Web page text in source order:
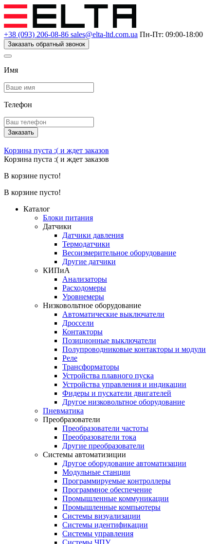
+38 (093) 206-08-86 sales@elta-ltd.com.ua Пн-Пт: 09:00-18:00
Заказать обратный звонок
Имя
Телефон
Заказать
Корзина пуста :( и ждет заказов
Корзина пуста :( и ждет заказов
В корзине пусто!
В корзине пусто!
Каталог
Блоки питания
Датчики
Датчики давления
Термодатчики
Весоизмерительное оборудование
Другие датчики
КИПиА
Анализаторы
Расходомеры
Уровнемеры
Низковольтное оборудование
Автоматические выключатели
Дроссели
Контакторы
Позиционные выключатели
Полупроводниковые контакторы и модули
Реле
Трансформаторы
Устройства плавного пуска
Устройства управления и индикации
Фидеры и пускатели двигателей
Другое низковольтное оборудование
Пневматика
Преобразователи
Преобразователи частоты
Преобразователи тока
Другие преобразователи
Системы автоматизиции
Другое оборудование автоматизации
Модульные станции
Программируемые контроллеры
Программное обеспечение
Промышленные коммуникации
Промышленные компьютеры
Системы визуализации
Системы идентификации
Системы управления
Системы ЧПУ